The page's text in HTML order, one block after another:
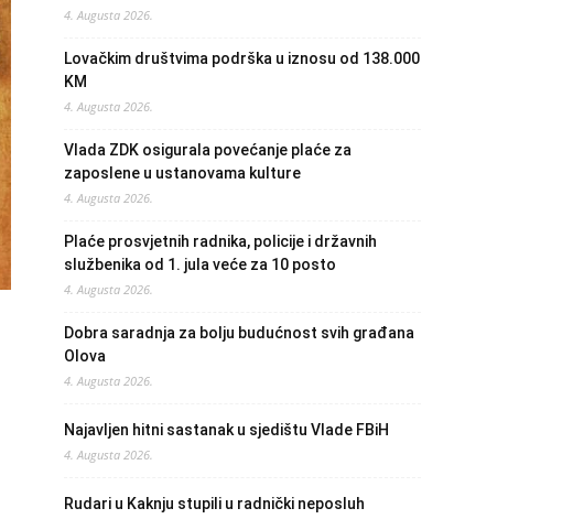
4. Augusta 2026.
Lovačkim društvima podrška u iznosu od 138.000
KM
4. Augusta 2026.
Vlada ZDK osigurala povećanje plaće za
zaposlene u ustanovama kulture
4. Augusta 2026.
Plaće prosvjetnih radnika, policije i državnih
službenika od 1. jula veće za 10 posto
4. Augusta 2026.
Dobra saradnja za bolju budućnost svih građana
Olova
4. Augusta 2026.
Najavljen hitni sastanak u sjedištu Vlade FBiH
4. Augusta 2026.
Rudari u Kaknju stupili u radnički neposluh